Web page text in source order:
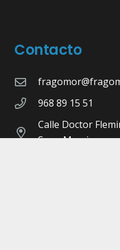
Contacto
968 89 15 51
Calle Doctor
Seca, Murcia